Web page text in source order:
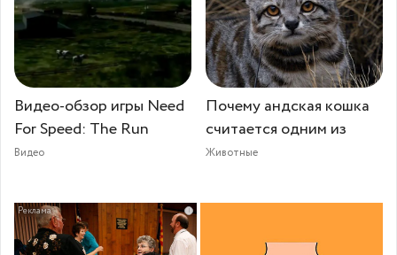
Видео-обзор игры Need
For Speed: The Run
Видео
Почему андская кошка
считается одним из
Животные
i